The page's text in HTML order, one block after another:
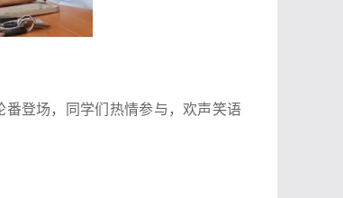
登场，同学们热情参与，欢声笑语